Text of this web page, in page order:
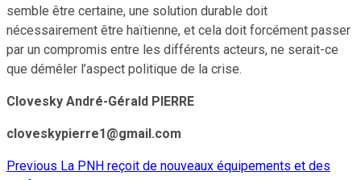
semble être certaine, une solution durable doit
nécessairement être haïtienne, et cela doit forcément passer
par un compromis entre les différents acteurs, ne serait-ce
que démêler l’aspect politique de la crise.
Clovesky André-Gérald PIERRE
cloveskypierre1@gmail.com
Continue
Previous La PNH reçoit de nouveaux équipements et des